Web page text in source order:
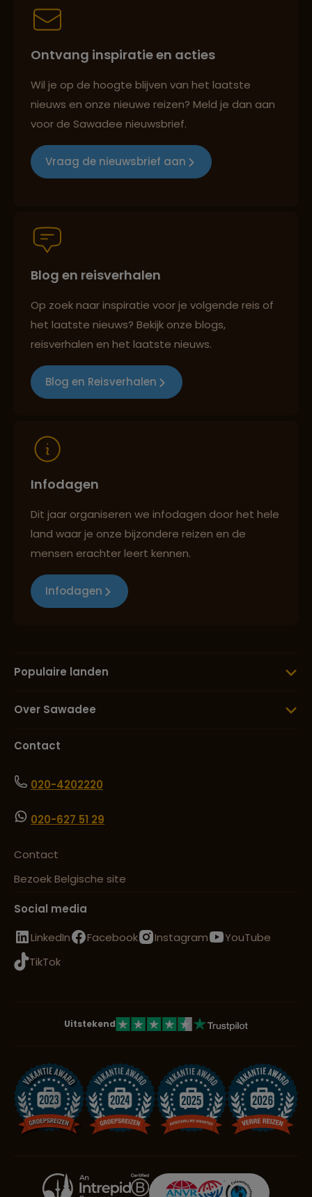
Persoonlijk en deskundig reisadvies
Reizen met oog voor mens, cultuur en milieu
Persoonlijk en deskundig reisadvies
Best beoordeelde reisroutes
Ontvang inspiratie en acties
Wil je op de hoogte blijven van het laatste
nieuws en onze nieuwe reizen? Meld je dan aan
voor de Sawadee nieuwsbrief.
Vraag de nieuwsbrief aan
Blog en reisverhalen
Op zoek naar inspiratie voor je volgende reis of
het laatste nieuws? Bekijk onze blogs,
reisverhalen en het laatste nieuws.
Blog en Reisverhalen
Infodagen
Dit jaar organiseren we infodagen door het hele
land waar je onze bijzondere reizen en de
mensen erachter leert kennen.
Infodagen
Populaire landen
Over Sawadee
Contact
020-4202220
020-627 51 29
Contact
Bezoek Belgische site
Social media
LinkedIn
Facebook Instagram
YouTube
TikTok
Uitstekend